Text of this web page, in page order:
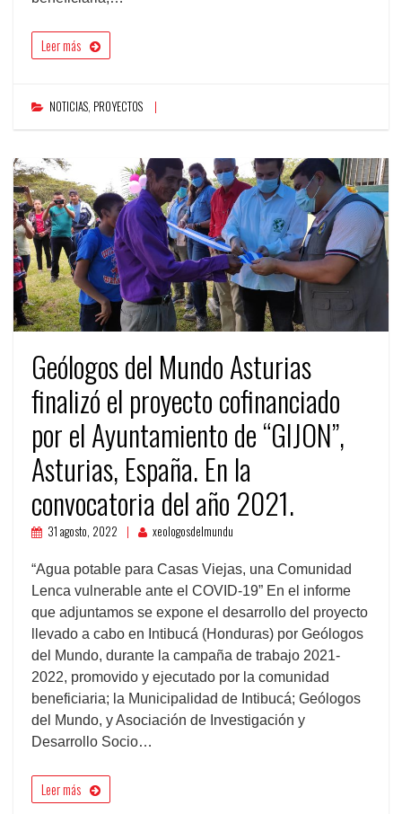
Leer más
NOTICIAS, PROYECTOS
Geólogos del Mundo Asturias
finalizó el proyecto cofinanciado
por el Ayuntamiento de “GIJON”,
Asturias, España. En la
convocatoria del año 2021.
31 agosto, 2022 xeologosdelmundu
“Agua potable para Casas Viejas, una Comunidad
Lenca vulnerable ante el COVID-19” En el informe
que adjuntamos se expone el desarrollo del proyecto
llevado a cabo en Intibucá (Honduras) por Geólogos
del Mundo, durante la campaña de trabajo 2021-
2022, promovido y ejecutado por la comunidad
beneficiaria; la Municipalidad de Intibucá; Geólogos
del Mundo, y Asociación de Investigación y
Desarrollo Socio…
Leer más